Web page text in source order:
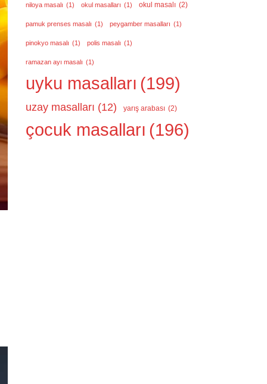
niloya masalı (1) okul masalları (1) okul masalı (2)
pamuk prenses masalı (1) peygamber masalları (1)
pinokyo masalı (1) polis masalı (1)
ramazan ayı masalı (1)
uyku masalları (199)
uzay masalları (12) yarış arabası (2)
çocuk masalları (196)